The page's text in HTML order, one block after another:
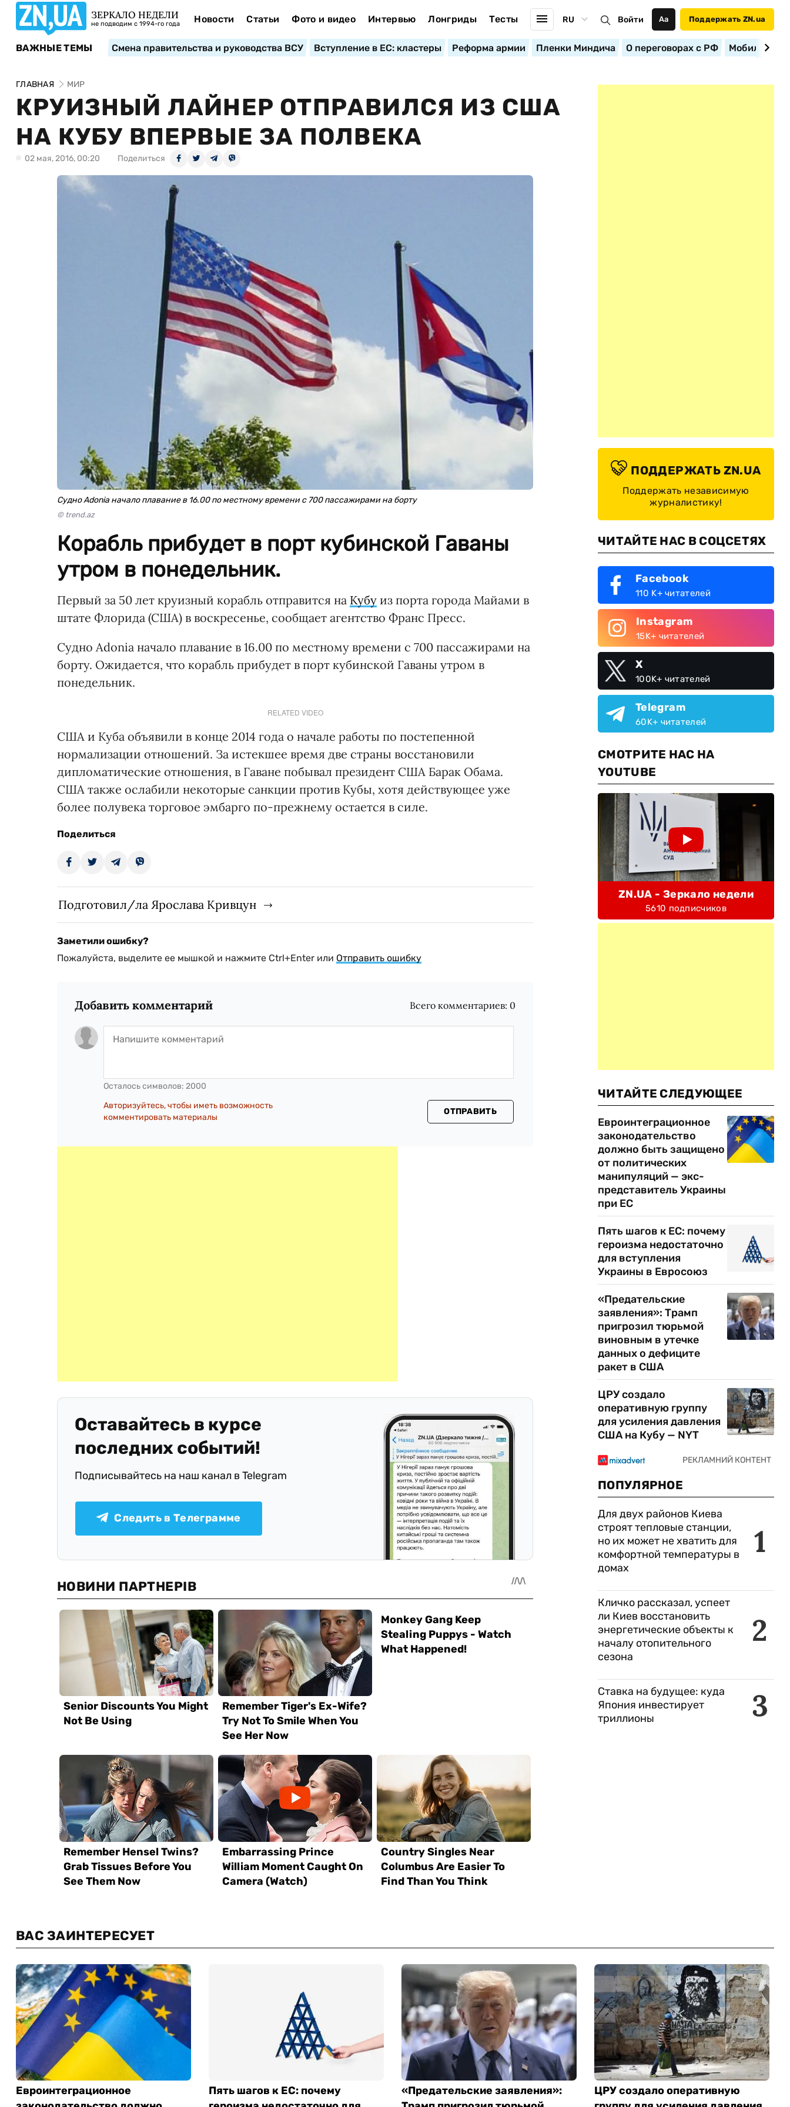
ЗЕРКАЛО НЕДЕЛИ
не подводим с 1994-го года Новости Статьи Фото и видео Интервью Лонгриды Тесты RU Войти Аа Поддержать ZN.ua
ВАЖНЫЕ ТЕМЫ Смена правительства и руководства ВСУ Вступление в ЕС: кластеры Реформа армии Пленки Миндича О переговорах с РФ
ГЛАВНАЯ МИР
КРУИЗНЫЙ ЛАЙНЕР ОТПРАВИЛСЯ ИЗ США
НА КУБУ ВПЕРВЫЕ ЗА ПОЛВЕКА
02 мая, 2016, 00:20 Поделиться
Судно Adonia начало плавание в 16.00 по местному времени с 700 пассажирами на борту
© trend.az
Корабль прибудет в порт кубинской Гаваны
утром в понедельник.
Первый за 50 лет круизный корабль отправится на Кубу из порта города Майами в
штате Флорида (США) в воскресенье, сообщает агентство Франс Пресс.
Судно Adonia начало плавание в 16.00 по местному времени с 700 пассажирами на
борту. Ожидается, что корабль прибудет в порт кубинской Гаваны утром в
понедельник.
RELATED VIDEO
США и Куба объявили в конце 2014 года о начале работы по постепенной
нормализации отношений. За истекшее время две страны восстановили
дипломатические отношения, в Гаване побывал президент США Барак Обама.
США также ослабили некоторые санкции против Кубы, хотя действующее уже
более полувека торговое эмбарго по-прежнему остается в силе.
Поделиться
Подготовил/ла Ярослава Кривцун
Заметили ошибку?
Пожалуйста, выделите ее мышкой и нажмите Ctrl+Enter или Отправить ошибку
Добавить комментарий Всего комментариев: 0
Осталось символов: 2000
Авторизуйтесь, чтобы иметь возможность
комментировать материалы
ОТПРАВИТЬ
Оставайтесь в курсе
последних событий!
Подписывайтесь на наш канал в Telegram
Следить в Телеграмме
ПОДДЕРЖАТЬ ZN.UA
Поддержать независимую
журналистику!
ЧИТАЙТЕ НАС В СОЦСЕТЯХ
Facebook
110 K+ читателей
Instagram
15K+ читателей
X
100K+ читателей
Telegram
60K+ читателей
СМОТРИТЕ НАС НА
YOUTUBE
ZN.UA - Зеркало недели
5610 подписчиков
ЧИТАЙТЕ СЛЕДУЮЩЕЕ
Евроинтеграционное
законодательство
должно быть защищено
от политических
манипуляций — экс-
представитель Украины
при ЕС
Пять шагов к ЕС: почему
героизма недостаточно
для вступления
Украины в Евросоюз
«Предательские
заявления»: Трамп
пригрозил тюрьмой
виновным в утечке
данных о дефиците
ракет в США
ЦРУ создало
оперативную группу
для усиления давления
США на Кубу — NYT
ПОПУЛЯРНОЕ
1
Для двух районов Киева
строят тепловые станции,
но их может не хватить для
комфортной температуры в
домах
2
Кличко рассказал, успеет
ли Киев восстановить
энергетические объекты к
началу отопительного
сезона
3
Ставка на будущее: куда
Япония инвестирует
триллионы
ВАС ЗАИНТЕРЕСУЕТ
Евроинтеграционное
Пять шагов к ЕС: почему
«Предательские заявления»:
ЦРУ создало оперативную